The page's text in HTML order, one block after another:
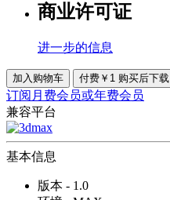
商业许可证
进一步的信息
加入购物车 付费￥1 购买后下载
订阅月费会员或年费会员
兼容平台
基本信息
版本 - 1.0